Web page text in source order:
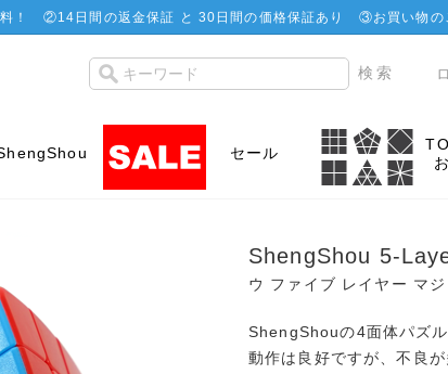
！ ②14日間の返金保証 と 30日間の価格保証あり ③お買い物の
セール
ShengShou 5-
ウ ファイブ レイヤー マ
ShengShouの4面体パズ
動作は良好ですが、不良